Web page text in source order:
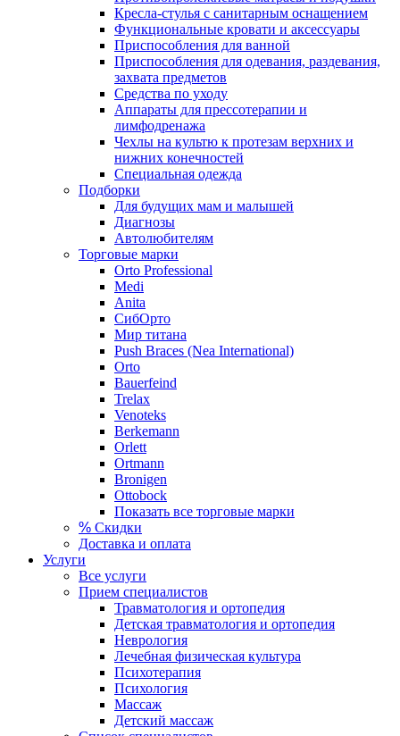
Кресла-стулья с санитарным оснащением
Функциональные кровати и аксессуары
Приспособления для ванной
Приспособления для одевания, раздевания,
захвата предметов
Средства по уходу
Аппараты для прессотерапии и
лимфодренажа
Чехлы на культю к протезам верхних и
нижних конечностей
Специальная одежда
Подборки
Для будущих мам и малышей
Диагнозы
Автолюбителям
Торговые марки
Orto Professional
Medi
Anita
СибОрто
Мир титана
Push Braces (Nea International)
Orto
Bauerfeind
Trelax
Venoteks
Berkemann
Orlett
Ortmann
Bronigen
Ottobock
Показать все торговые марки
% Скидки
Доставка и оплата
Услуги
Все услуги
Прием специалистов
Травматология и ортопедия
Детская травматология и ортопедия
Неврология
Лечебная физическая культура
Психотерапия
Психология
Массаж
Детский массаж